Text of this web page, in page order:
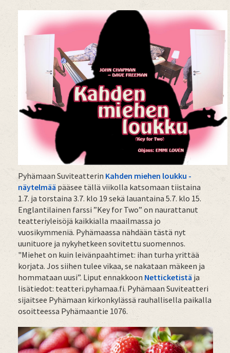
Pyhämaan Suviteatterin Kahden miehen loukku -
näytelmää pääsee tällä viikolla katsomaan tiistaina
1.7. ja torstaina 3.7. klo 19 sekä lauantaina 5.7. klo 15.
Englantilainen farssi ”Key for Two” on naurattanut
teatteriyleisöjä kaikkialla maailmassa jo
vuosikymmeniä. Pyhämaassa nähdään tästä nyt
uunituore ja nykyhetkeen sovitettu suomennos.
"Miehet on kuin leivänpaahtimet: ihan turha yrittää
korjata. Jos siihen tulee vikaa, se nakataan mäkeen ja
hommataan uusi”. Liput ennakkoon Netticketistä ja
lisätiedot: teatteri.pyhamaa.fi. Pyhämaan Suviteatteri
sijaitsee Pyhämaan kirkonkylässä rauhallisella paikalla
osoitteessa Pyhämaantie 1076.